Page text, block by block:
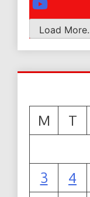
Load
M
T
3
4